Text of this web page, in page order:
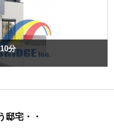
分
宅・・